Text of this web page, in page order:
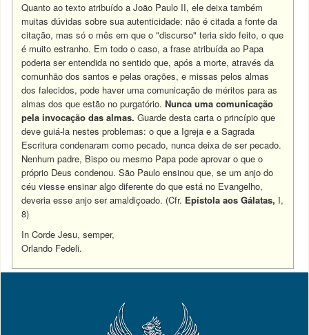
Quanto ao texto atribuído a João Paulo II, ele deixa também
muitas dúvidas sobre sua autenticidade: não é citada a fonte da
citação, mas só o mês em que o "discurso" teria sido feito, o que
é muito estranho. Em todo o caso, a frase atribuída ao Papa
poderia ser entendida no sentido que, após a morte, através da
comunhão dos santos e pelas orações, e missas pelos almas
dos falecidos, pode haver uma comunicação de méritos para as
almas dos que estão no purgatório.Nunca uma comunicação
pela invocação das almas. Guarde desta carta o princípio que
deve guiá-la nestes problemas: o que a Igreja e a Sagrada
Escritura condenaram como pecado, nunca deixa de ser pecado.
Nenhum padre, Bispo ou mesmo Papa pode aprovar o que o
próprio Deus condenou. São Paulo ensinou que, se um anjo do
céu viesse ensinar algo diferente do que está no Evangelho,
deveria esse anjo ser amaldiçoado. (Cfr. Epístola aos Gálatas, I,
8)
In Corde Jesu, semper,
Orlando Fedeli.